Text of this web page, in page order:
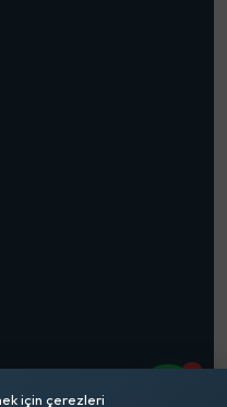
1
için çerezleri